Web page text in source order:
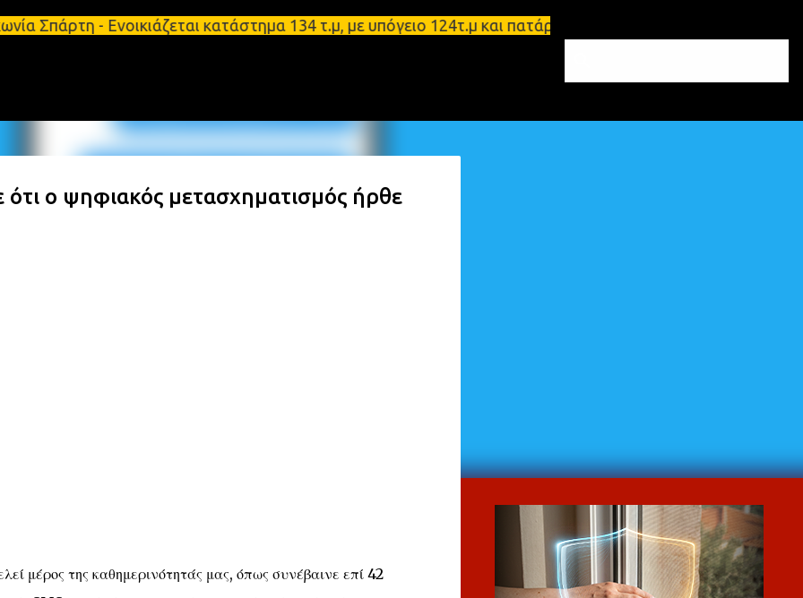
Μετάβαση στο κύριο περιεχόμενο
- Ενοικιάζεται κατάστημα 134 τ.μ, με υπόγειο 124τ.μ και πατάρι 48 τ.μ Σπάρτη -
ο ψηφιακός μετασχηματισμός ήρθε
μέρος της καθημερινότητάς μας, όπως συνέβαινε επί 42